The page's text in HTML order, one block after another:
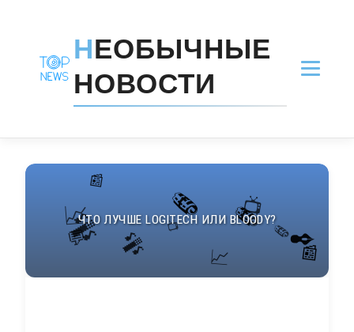
НЕОБЫЧНЫЕ
НОВОСТИ